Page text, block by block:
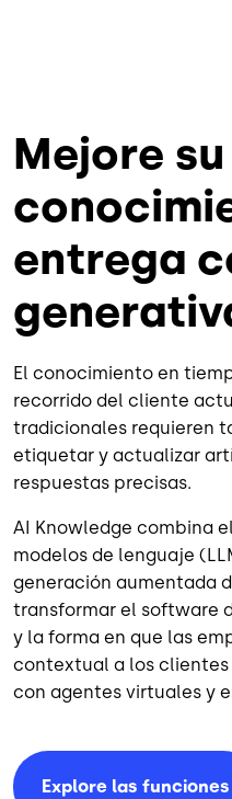
Mejore su
entrega
El conocimiento en
recorrido del cliente
tradicionales requieren
etiquetar y actualizar
respuestas precisas.
AI Knowledge combina
modelos de lenguaje
generación aumentada
transformar el software
y la forma en que las
contextual a los
con agentes virtuales y
Explore las funciones